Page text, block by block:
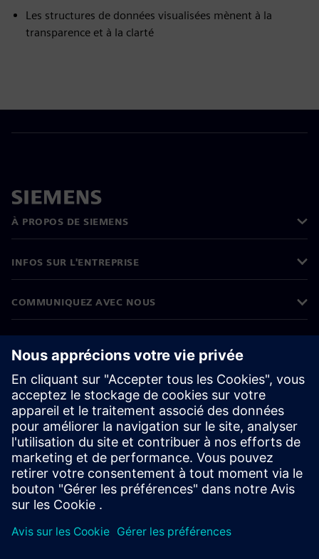
Les structures de données visualisées mènent à la
transparence et à la clarté
À PROPOS DE SIEMENS
INFOS SUR L'ENTREPRISE
COMMUNIQUEZ AVEC NOUS
©Siemens2026
Informations sur l’entreprise
Avertissement de confidentialité
Avis sur les cookies
Conditions d’utilisation